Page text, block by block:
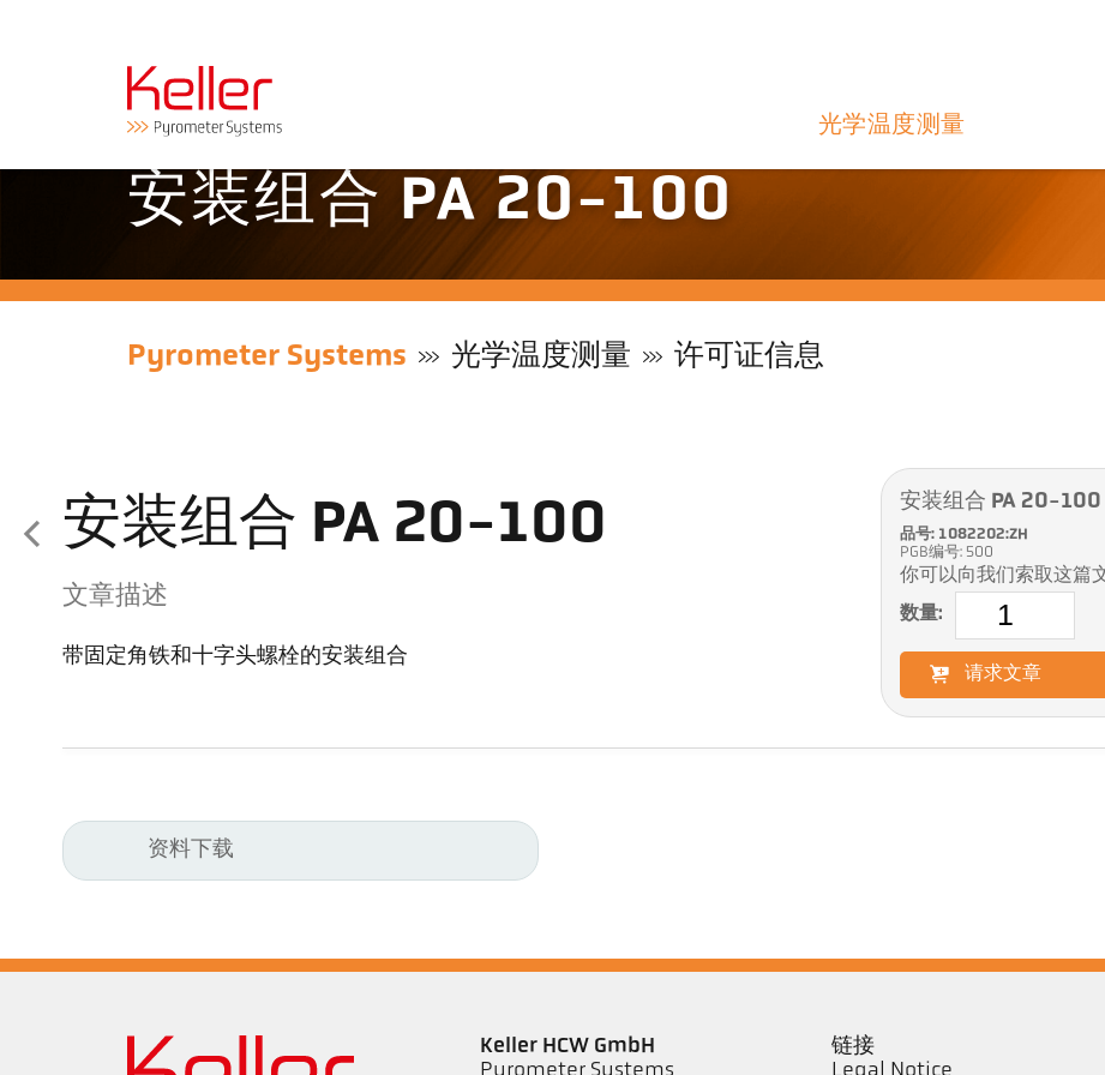
光学温度测量
安装组合 PA 20-100
Pyrometer Systems 光学温度测量 许可证信息
安装组合 PA 20-100
文章描述
带固定角铁和十字头螺栓的安装组合
安装组合 PA 20-100
品号: 1082202:ZH
PGB编号: 500
你可以向我们索取这篇
数量:
请求文章
资料下载
Keller HCW GmbH
链接